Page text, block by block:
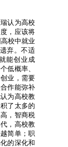
认为高校
，应该将
校中就业
弃。不适
能创业成
低概率、
业，需要
作能弥补
为高校教
了太多的
，智商税
，高校教
简单；职
的深化和